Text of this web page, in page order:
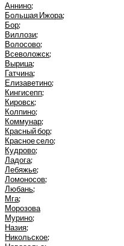
Аннино;
Большая Ижора;
Бор;
Виллози;
Волосово;
Всеволожск;
Вырица;
Гатчина;
Елизаветино;
Кингисепп;
Кировск;
Колпино;
Коммунар;
Красный бор;
Красное село;
Кудрово;
Ладога;
Лебяжье;
Ломоносов;
Любань;
Мга;
Морозова
Мурино;
Назия;
Никольское;